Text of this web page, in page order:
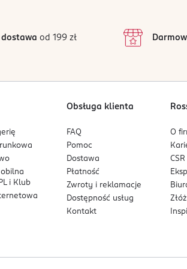
2
1
od 199 zł
i Klub
Obsługa klienta
FAQ
Pomoc
Dostawa
Płatność
Zwroty i reklamacje
Dostępność usług
Kontakt
O
CSR